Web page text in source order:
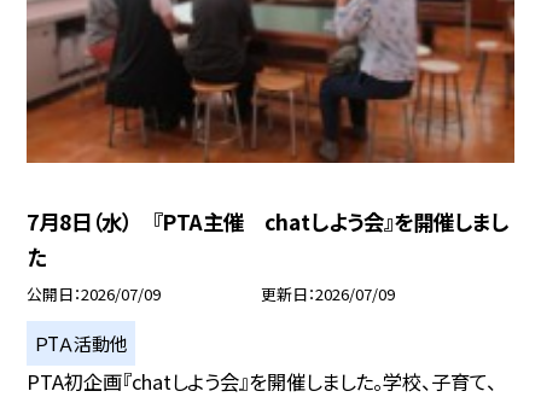
7月8日（水） 『PTA主催 chatしよう会』を開催しまし
た
公開日 2026/07/09 更新日 2026/07/09
ＰTＡ活動他
PTA初企画『chatしよう会』を開催しました。学校、子育て、